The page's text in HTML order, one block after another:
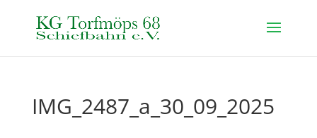
IMG_2487_a_30_09_2025